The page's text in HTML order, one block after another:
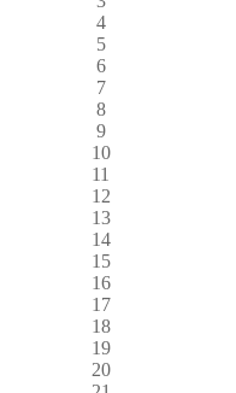
4
5
6
7
8
9
10
11
12
13
14
15
16
17
18
19
20